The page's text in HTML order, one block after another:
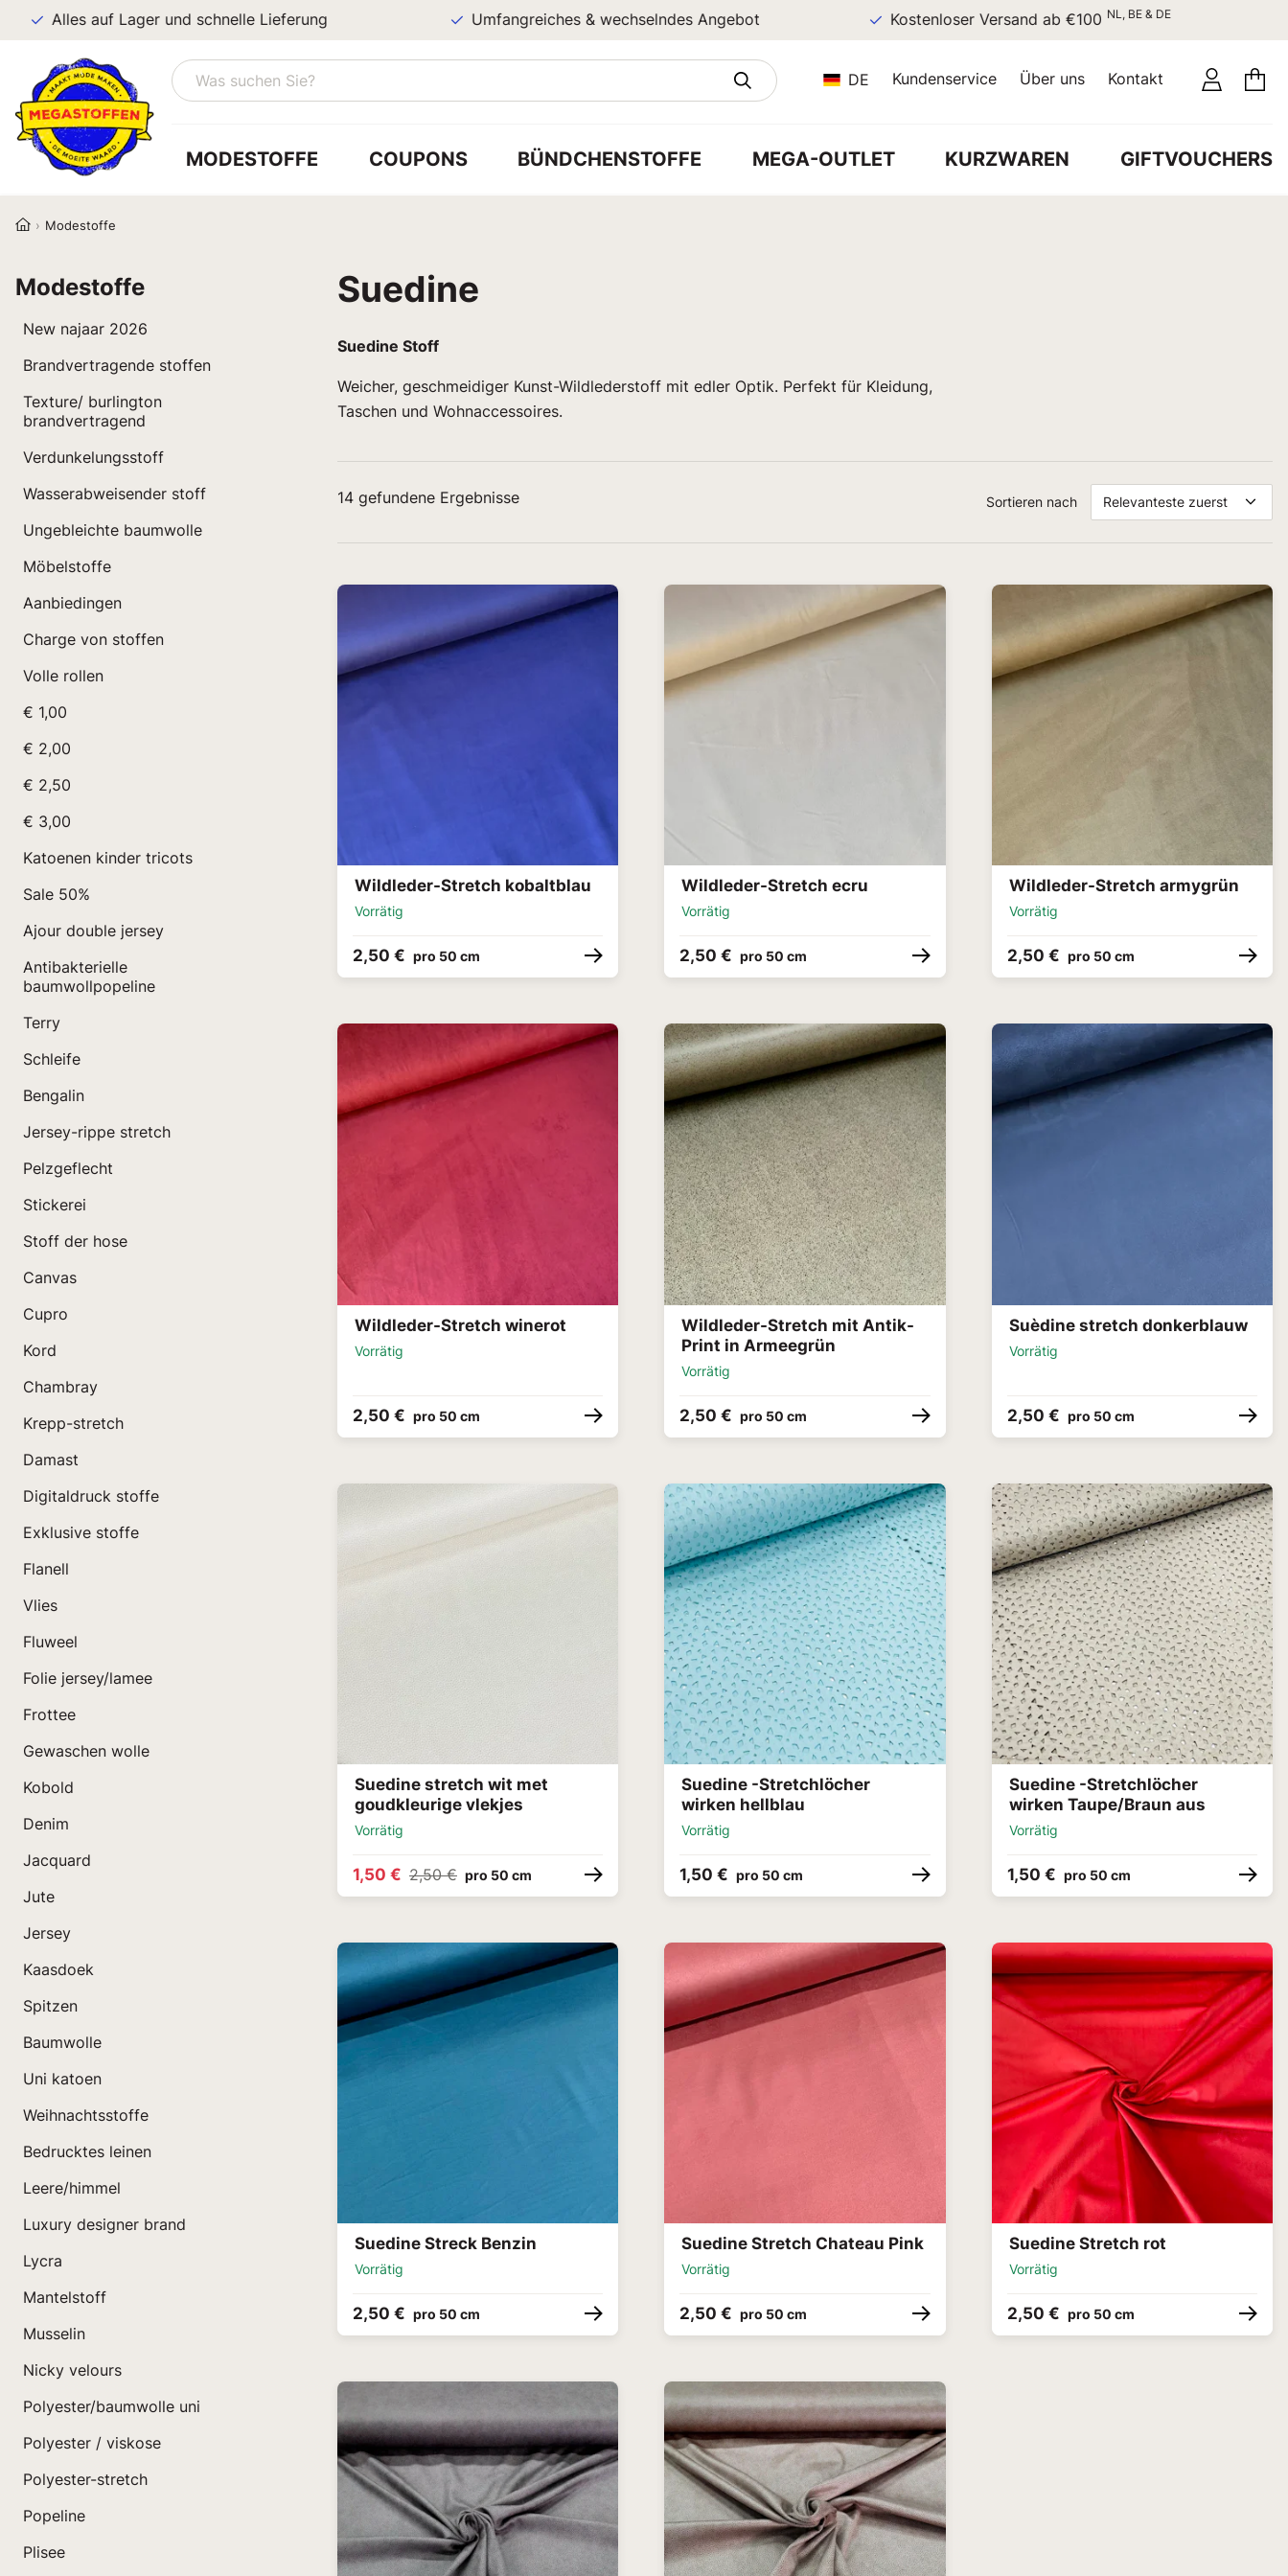
Alles auf Lager und schnelle Lieferung Umfangreiches & wechselndes Angebot Kostenloser Versand ab €100 NL, BE & DE
DE Kundenservice Über uns Kontakt
MODESTOFFE COUPONS BÜNDCHENSTOFFE MEGA-OUTLET KURZWAREN GIFTVOUCHERS
Modestoffe
Modestoffe
New najaar 2026
Brandvertragende stoffen
Texture/ burlington
brandvertragend
Verdunkelungsstoff
Wasserabweisender stoff
Ungebleichte baumwolle
Möbelstoffe
Aanbiedingen
Charge von stoffen
Volle rollen
€ 1,00
€ 2,00
€ 2,50
€ 3,00
Katoenen kinder tricots
Sale 50%
Ajour double jersey
Antibakterielle
baumwollpopeline
Terry
Schleife
Bengalin
Jersey-rippe stretch
Pelzgeflecht
Stickerei
Stoff der hose
Canvas
Cupro
Kord
Chambray
Krepp-stretch
Damast
Digitaldruck stoffe
Exklusive stoffe
Flanell
Vlies
Fluweel
Folie jersey/lamee
Frottee
Gewaschen wolle
Kobold
Denim
Jacquard
Jute
Jersey
Kaasdoek
Spitzen
Baumwolle
Uni katoen
Weihnachtsstoffe
Bedrucktes leinen
Leere/himmel
Luxury designer brand
Lycra
Mantelstoff
Musselin
Nicky velours
Polyester/baumwolle uni
Polyester / viskose
Polyester-stretch
Popeline
Plisee
Suedine
Suedine Stoff
Weicher, geschmeidiger Kunst-Wildlederstoff mit edler Optik. Perfekt für Kleidung,
Taschen und Wohnaccessoires.
Sortieren nach Relevanteste zuerst
14 gefundene Ergebnisse
Wildleder-Stretch kobaltblau
Vorrätig
2,50 € pro 50 cm
Wildleder-Stretch ecru
Vorrätig
2,50 € pro 50 cm
Wildleder-Stretch armygrün
Vorrätig
2,50 € pro 50 cm
Wildleder-Stretch winerot
Vorrätig
2,50 € pro 50 cm
Wildleder-Stretch mit Antik-
Print in Armeegrün
Vorrätig
2,50 € pro 50 cm
Suèdine stretch donkerblauw
Vorrätig
2,50 € pro 50 cm
Suedine stretch wit met
goudkleurige vlekjes
Vorrätig
1,50 € 2,50 € pro 50 cm
Suedine -Stretchlöcher
wirken hellblau
Vorrätig
1,50 € pro 50 cm
Suedine -Stretchlöcher
wirken Taupe/Braun aus
Vorrätig
1,50 € pro 50 cm
Suedine Streck Benzin
Vorrätig
2,50 € pro 50 cm
Suedine Stretch Chateau Pink
Vorrätig
2,50 € pro 50 cm
Suedine Stretch rot
Vorrätig
2,50 € pro 50 cm